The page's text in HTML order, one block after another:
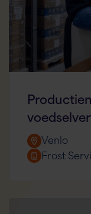
Venlo
Frost